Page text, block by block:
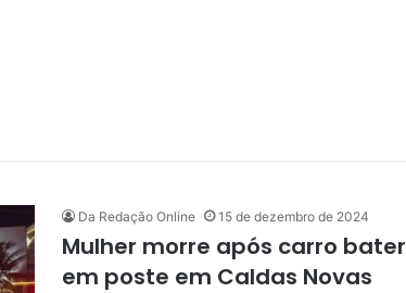
Da Redação Online 15 de dezembro de 2024
Mulher morre após carro bater
em poste em Caldas Novas